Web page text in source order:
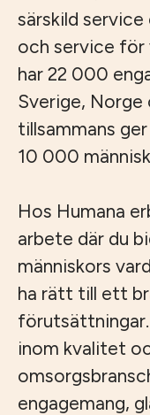
särskild
och service för
har 22 000
Sverige, Norge
tillsammans
10 000
Hos Humana
arbete där du
människors
ha rätt till ett
inom kvalitet
engagemang,